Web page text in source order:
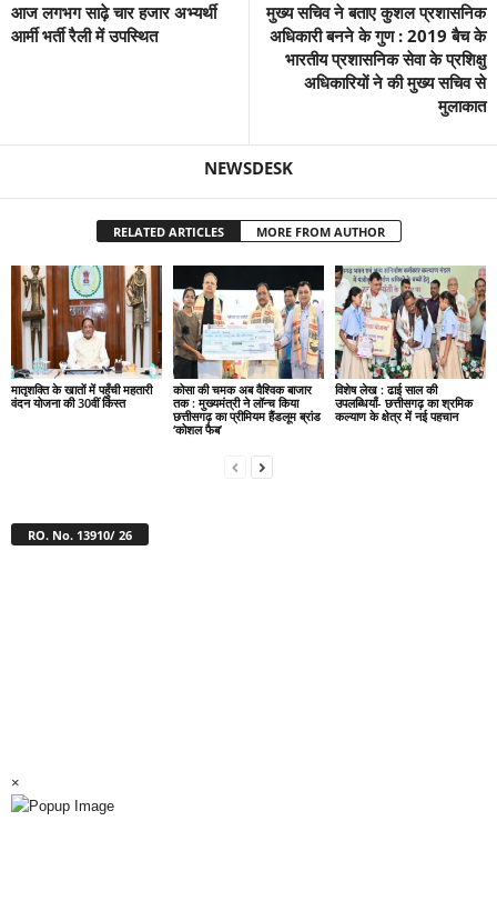
आज लगभग साढ़े चार हजार अभ्यर्थी
आर्मी भर्ती रैली में उपस्थित
मुख्य सचिव ने बताए कुशल प्रशासनिक
अधिकारी बनने के गुण : 2019 बैच के
भारतीय प्रशासनिक सेवा के प्रशिक्षु
अधिकारियों ने की मुख्य सचिव से
मुलाकात
NEWSDESK
RELATED ARTICLES MORE FROM AUTHOR
मातृशक्ति के खातों में पहुँची महतारी
वंदन योजना की 30वीं किस्त
कोसा की चमक अब वैश्विक बाजार
तक : मुख्यमंत्री ने लॉन्च किया
छत्तीसगढ़ का प्रीमियम हैंडलूम ब्रांड
‘कोशल फैब’
विशेष लेख : ढाई साल की
उपलब्धियाँ- छत्तीसगढ़ का श्रमिक
कल्याण के क्षेत्र में नई पहचान
RO. No. 13910/ 26
×